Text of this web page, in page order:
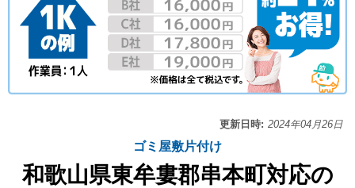
更新日時: 2024年04月26日
ゴミ屋敷片付け
和歌山県東牟婁郡串本町対応の